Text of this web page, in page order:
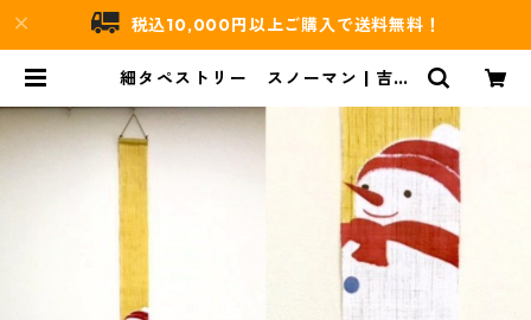
税込10,000円以上ご購入で送料無料！
細タペストリー スノーマン | 吉村